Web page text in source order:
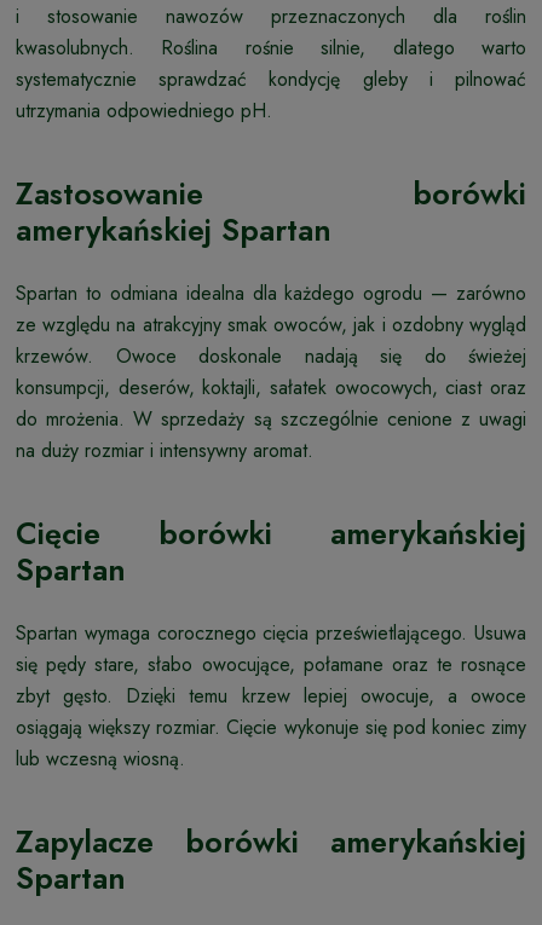
i stosowanie nawozów przeznaczonych dla roślin
kwasolubnych. Roślina rośnie silnie, dlatego warto
systematycznie sprawdzać kondycję gleby i pilnować
utrzymania odpowiedniego pH.
Zastosowanie borówki
amerykańskiej Spartan
Spartan to odmiana idealna dla każdego ogrodu — zarówno
ze względu na atrakcyjny smak owoców, jak i ozdobny wygląd
krzewów. Owoce doskonale nadają się do świeżej
konsumpcji, deserów, koktajli, sałatek owocowych, ciast oraz
do mrożenia. W sprzedaży są szczególnie cenione z uwagi
na duży rozmiar i intensywny aromat.
Cięcie borówki amerykańskiej
Spartan
Spartan wymaga corocznego cięcia prześwietlającego. Usuwa
się pędy stare, słabo owocujące, połamane oraz te rosnące
zbyt gęsto. Dzięki temu krzew lepiej owocuje, a owoce
osiągają większy rozmiar. Cięcie wykonuje się pod koniec zimy
lub wczesną wiosną.
Zapylacze borówki amerykańskiej
Spartan